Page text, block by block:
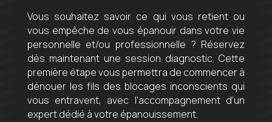
Vous souhaitez savoir ce qui vous retient ou
vous empêche de vous épanouir dans votre vie
personnelle et/ou professionnelle ? Réservez
dès maintenant une session diagnostic. Cette
première étape vous permettra de commencer à
dénouer les fils des blocages inconscients qui
vous entravent, avec l’accompagnement d’un
expert dédié à votre épanouissement.